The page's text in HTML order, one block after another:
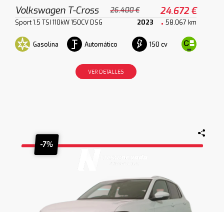
Volkswagen T-Cross 26.400 € 24.672 €
Sport 1.5 TSI 110kW 150CV DSG 2023 58.067 km
Gasolina Automático 150 cv
VER DETALLES
-7%